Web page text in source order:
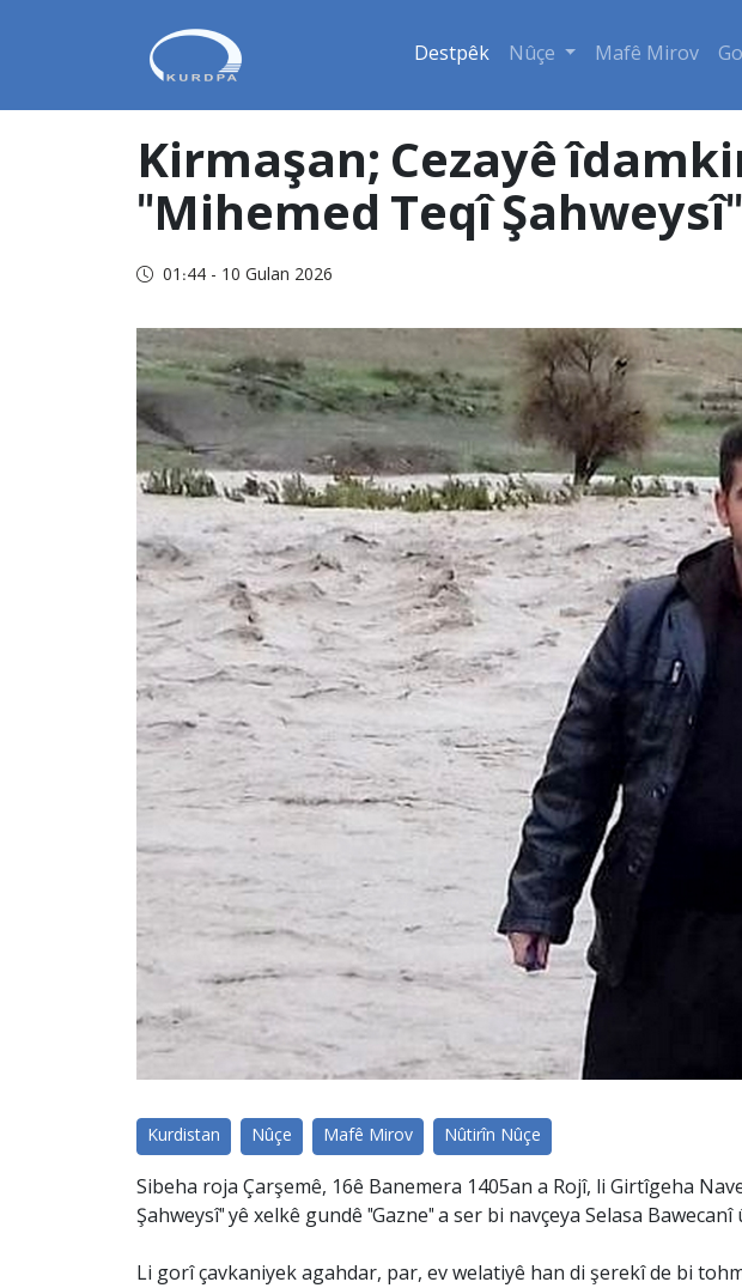
Destpêk Nûçe Mafê Mirov
Kirmaşan; Cezayê
"Mihemed Teqî
01:44 - 10 Gulan 2026
Kurdistan Nûçe Mafê Mirov Nûtirîn Nûçe
Sibeha roja Çarşemê, 16ê Banemera 1405an a Rojî, li Girtîgeha
Şahweysî" yê xelkê gundê "Gazne" a ser bi navçeya Selasa
Li gorî çavkaniyek agahdar, par, ev welatiyê han di şerekî de bi